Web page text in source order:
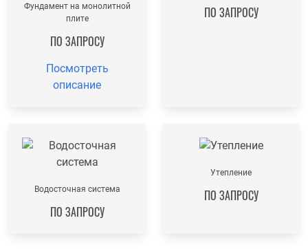
Фундамент на монолитной
плите
ПО ЗАПРОСУ
Посмотреть
описание
ПО ЗАПРОСУ
Водосточная система
ПО ЗАПРОСУ
Утепление
ПО ЗАПРОСУ